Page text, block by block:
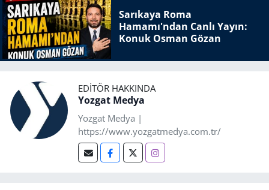
Sarıkaya Roma
Hamamı'ndan Canlı Yayın:
Konuk Osman Gözan
EDITÖR HAKKINDA
Yozgat Medya
Yozgat Medya |
https://www.yozgatmedya.com.tr/